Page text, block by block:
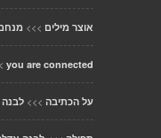
אוצר מילים >>>
you are connected
על הכתיבה >>>